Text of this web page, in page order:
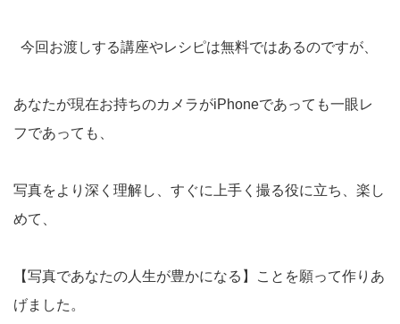
今回お渡しする講座やレシピは無料ではあるのですが、
あなたが現在お持ちのカメラがiPhoneであっても一眼レ
フであっても、
写真をより深く理解し、すぐに上手く撮る役に立ち、楽し
めて、
【写真であなたの人生が豊かになる】ことを願って作りあ
げました。